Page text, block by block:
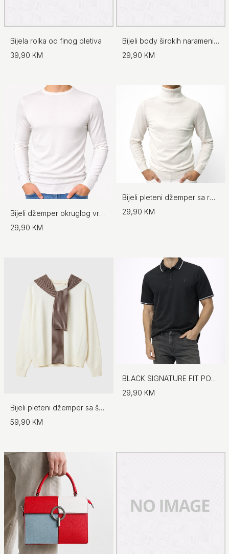
Bijela rolka od finog pletiva
39,90 KM
Bijeli body širokih naramenica - No.97
29,90 KM
Bijeli džemper okruglog vrata
29,90 KM
Bijeli pleteni džemper sa rolkom
29,90 KM
Bijeli pleteni džemper sa šalom - No.97
59,90 KM
BLACK SIGNATURE FIT POLO
29,90 KM